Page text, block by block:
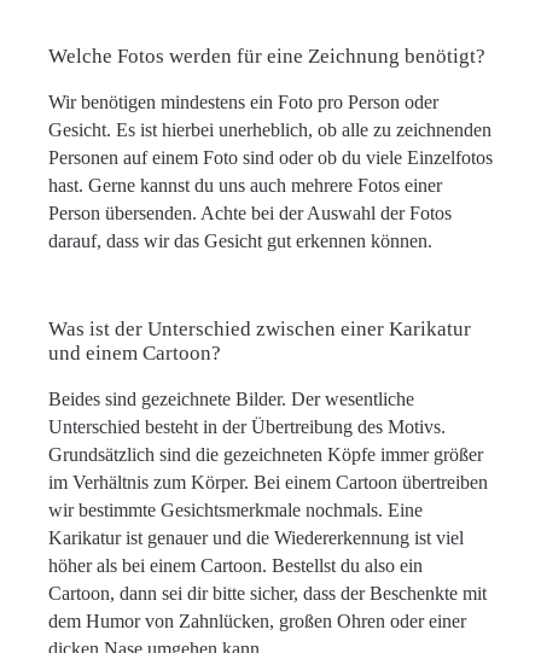
Welche Fotos werden für eine Zeichnung benötigt?
Wir benötigen mindestens ein Foto pro Person oder
Gesicht. Es ist hierbei unerheblich, ob alle zu zeichnenden
Personen auf einem Foto sind oder ob du viele Einzelfotos
hast. Gerne kannst du uns auch mehrere Fotos einer
Person übersenden. Achte bei der Auswahl der Fotos
darauf, dass wir das Gesicht gut erkennen können.
Was ist der Unterschied zwischen einer Karikatur
und einem Cartoon?
Beides sind gezeichnete Bilder. Der wesentliche
Unterschied besteht in der Übertreibung des Motivs.
Grundsätzlich sind die gezeichneten Köpfe immer größer
im Verhältnis zum Körper. Bei einem Cartoon übertreiben
wir bestimmte Gesichtsmerkmale nochmals. Eine
Karikatur ist genauer und die Wiedererkennung ist viel
höher als bei einem Cartoon. Bestellst du also ein
Cartoon, dann sei dir bitte sicher, dass der Beschenkte mit
dem Humor von Zahnlücken, großen Ohren oder einer
dicken Nase umgehen kann.